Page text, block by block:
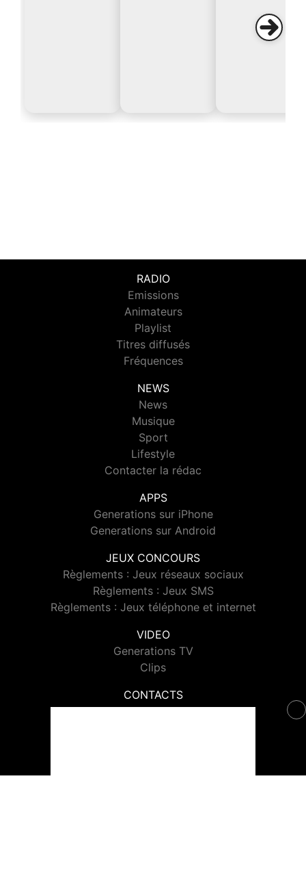
RADIO
Emissions
Animateurs
Playlist
Titres diffusés
Fréquences
NEWS
News
Musique
Sport
Lifestyle
Contacter la rédac
APPS
Generations sur iPhone
Generations sur Android
JEUX CONCOURS
Règlements : Jeux réseaux sociaux
Règlements : Jeux SMS
Règlements : Jeux téléphone et internet
VIDEO
Generations TV
Clips
CONTACTS
Contacter Generations